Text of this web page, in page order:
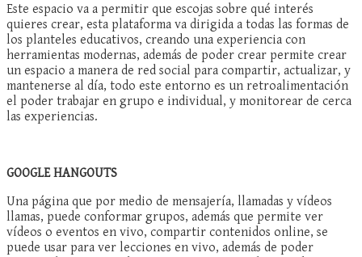
Este espacio va a permitir que escojas sobre qué interés
quieres crear, esta plataforma va dirigida a todas las formas de
los planteles educativos, creando una experiencia con
herramientas modernas, además de poder crear permite crear
un espacio a manera de red social para compartir, actualizar, y
mantenerse al día, todo este entorno es un retroalimentación
el poder trabajar en grupo e individual, y monitorear de cerca
las experiencias.
GOOGLE HANGOUTS
Una página que por medio de mensajería, llamadas y vídeos
llamas, puede conformar grupos, además que permite ver
vídeos o eventos en vivo, compartir contenidos online, se
puede usar para ver lecciones en vivo, además de poder